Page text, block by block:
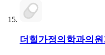
더힐가정의학과의원